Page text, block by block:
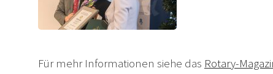
Für mehr Informationen siehe das Rotary-